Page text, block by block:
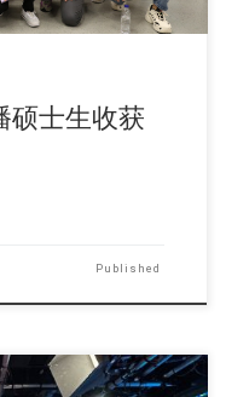
硕士生收获
Published